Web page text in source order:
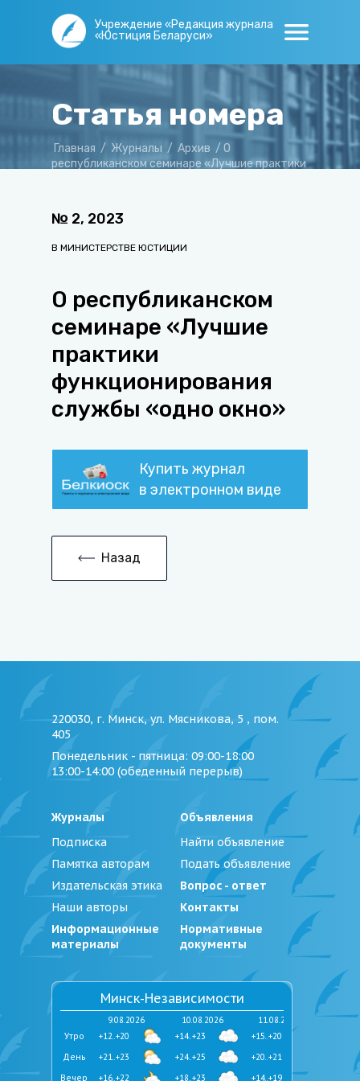
Учреждение «Редакция журнала
«Юстиция Беларуси»
Статья номера
Главная / Журналы / Архив / О
республиканском семинаре «Лучшие практики
№ 2, 2023
В МИНИСТЕРСТВЕ ЮСТИЦИИ
О республиканском
семинаре «Лучшие
практики
функционирования
службы «одно окно»
Купить журнал
в электронном виде
Назад
220030, г. Минск, ул. Мясникова, 5 , пом.
405
Понедельник - пятница: 09:00-18:00
13:00-14:00 (обеденный перерыв)
Журналы
Подписка
Памятка авторам
Издательская этика
Наши авторы
Информационные
материалы
Объявления
Найти объявление
Подать объявление
Вопрос - ответ
Контакты
Нормативные
документы
Минск-Независимости
9.08.2026
+12..+20
+21..+23
+16..+22
10.08.2026
+14..+23
+24..+25
+18..+23
11.08.2026
+15..+20
+20..+21
+14..+19
Вечер
День
Утро